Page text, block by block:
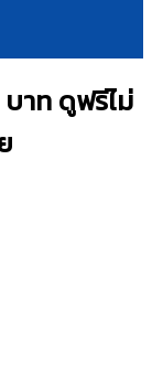
าท ดูฟรีไม่